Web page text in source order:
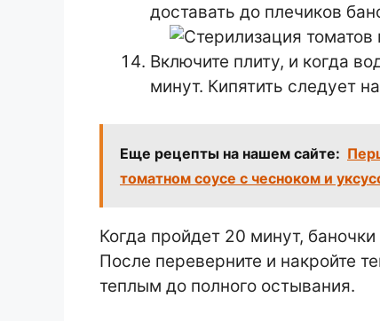
доставать до плечиков
Включите плиту, и когда
минут. Кипятить следует
Еще рецепты на нашем сайте:
томатном соусе с чесноком и
Когда пройдет 20 минут,
После переверните и накройте
теплым до полного остывания.